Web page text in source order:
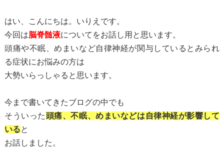
はい、こんにちは。いりえです。
今回は脳脊髄液についてをお話し用と思います。
頭痛や不眠、めまいなど自律神経が関与しているとみられ
る症状にお悩みの方は
大勢いらっしゃると思います。
今まで書いてきたブログの中でも
そういった頭痛、不眠、めまいなどは自律神経が影響して
いると
お話しました。